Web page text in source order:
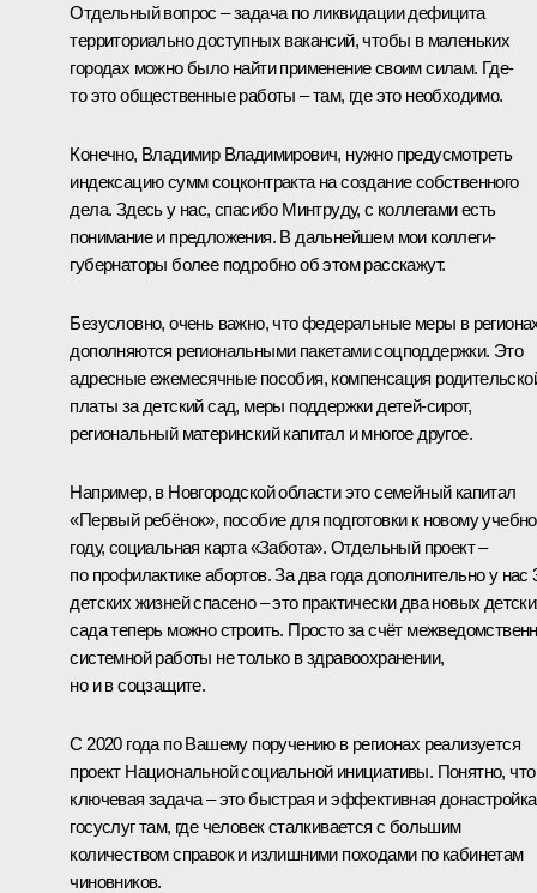
Отдельный вопрос – задача по ликвидации дефицита
территориально доступных вакансий, чтобы в маленьких
городах можно было найти применение своим силам. Где-
то это общественные работы – там, где это необходимо.
Конечно, Владимир Владимирович, нужно предусмотреть
индексацию сумм соцконтракта на создание собственного
дела. Здесь у нас, спасибо Минтруду, с коллегами есть
понимание и предложения. В дальнейшем мои коллеги-
губернаторы более подробно об этом расскажут.
Безусловно, очень важно, что федеральные меры в
дополняются региональными пакетами соцподдержки. Это
адресные ежемесячные пособия, компенсация
платы за детский сад, меры поддержки детей-сирот,
региональный материнский капитал и многое другое.
Например, в Новгородской области это семейный капитал
«Первый ребёнок», пособие для подготовки к новому
году, социальная карта «Забота». Отдельный проект –
по профилактике абортов. За два года дополнительно у нас
детских жизней спасено – это практически два новых
сада теперь можно строить. Просто за счёт
системной работы не только в здравоохранении,
но и в соцзащите.
С 2020 года по Вашему поручению в регионах реализуется
проект Национальной социальной инициативы. Понятно, что
ключевая задача – это быстрая и эффективная донастройка
госуслуг там, где человек сталкивается с большим
количеством справок и излишними походами по кабинетам
чиновников.